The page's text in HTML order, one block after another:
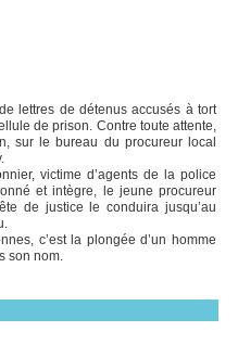
lettres de détenus accusés à tort
de prison. Contre toute attente,
sur le bureau du procureur local
victime d’agents de la police
et intègre, le jeune procureur
de justice le conduira jusqu’au
c’est la plongée d’un homme
son nom.